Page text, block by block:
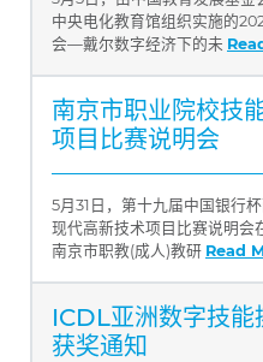
中央电化教育馆组织实施的
会—戴尔数字经济下的未
南京市职业院校技
项目比赛说明会
5月31日，第十九届中国银行
现代高新技术项目比赛说明会
南京市职教(成人)教研 Read
ICDL亚洲数字技能
获奖通知